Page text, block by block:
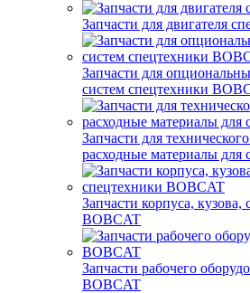
Запчасти для двигателя
Запчасти для
систем спецтехники
Запчасти для
расходные материалы
Запчасти корпуса,
BOBCAT
Запчасти рабочего
BOBCAT